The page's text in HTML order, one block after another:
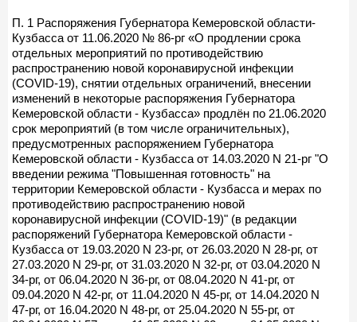
П. 1 Распоряжения Губернатора Кемеровской области-
Кузбасса от 11.06.2020 № 86-рг «О продлении срока
отдельных мероприятий по противодействию
распространению новой коронавирусной инфекции
(COVID-19), снятии отдельных ограничений, внесении
изменений в некоторые распоряжения Губернатора
Кемеровской области - Кузбасса» продлён по 21.06.2020
срок мероприятий (в том числе ограничительных),
предусмотренных распоряжением Губернатора
Кемеровской области - Кузбасса от 14.03.2020 N 21-рг "О
введении режима "Повышенная готовность" на
территории Кемеровской области - Кузбасса и мерах по
противодействию распространению новой
коронавирусной инфекции (COVID-19)" (в редакции
распоряжений Губернатора Кемеровской области -
Кузбасса от 19.03.2020 N 23-рг, от 26.03.2020 N 28-рг, от
27.03.2020 N 29-рг, от 31.03.2020 N 32-рг, от 03.04.2020 N
34-рг, от 06.04.2020 N 36-рг, от 08.04.2020 N 41-рг, от
09.04.2020 N 42-рг, от 11.04.2020 N 45-рг, от 14.04.2020 N
47-рг, от 16.04.2020 N 48-рг, от 25.04.2020 N 55-рг, от